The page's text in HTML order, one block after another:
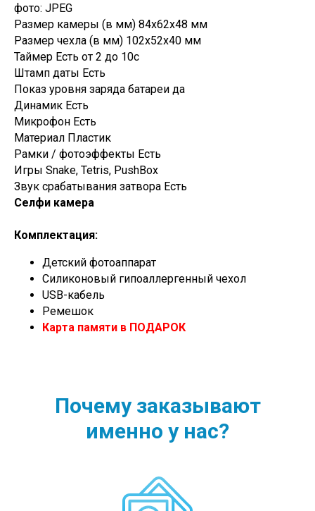
фото: JPEG
Размер камеры (в мм) 84х62х48 мм
Размер чехла (в мм) 102х52х40 мм
Таймер Есть от 2 до 10с
Штамп даты Есть
Показ уровня заряда батареи да
Динамик Есть
Микрофон Есть
Материал Пластик
Рамки / фотоэффекты Есть
Игры Snake, Tetris, PushBox
Звук срабатывания затвора Есть
Селфи камера
Комплектация:
Детский фотоаппарат
Силиконовый гипоаллергенный чехол
USB-кабель
Ремешок
Карта памяти в ПОДАРОК
Почему заказывают
именно у нас?